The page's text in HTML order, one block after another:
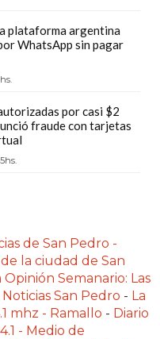
plataforma argentina
WhatsApp sin pagar
por casi $2
fraude con tarjetas
de San Pedro -
la ciudad de San
Opinión Semanario: Las
Noticias San Pedro - La
mhz - Ramallo - Diario
- Medio de